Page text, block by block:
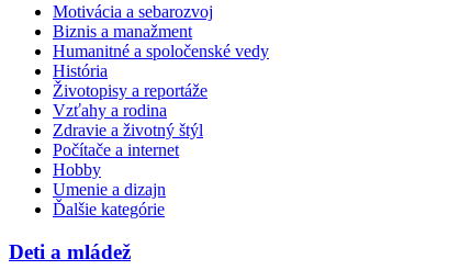
Motivácia a sebarozvoj
Biznis a manažment
Humanitné a spoločenské vedy
História
Životopisy a reportáže
Vzťahy a rodina
Zdravie a životný štýl
Počítače a internet
Hobby
Umenie a dizajn
Ďalšie kategórie
Deti a mládež